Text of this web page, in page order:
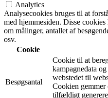
Analytics
Analysecookies bruges til at
med hjemmesiden. Disse
om målinger, antallet af
osv.
Cookie
Besøgsantal
Cookie til at
kampagnedata
webstedet til
Cookien
tilfældigt